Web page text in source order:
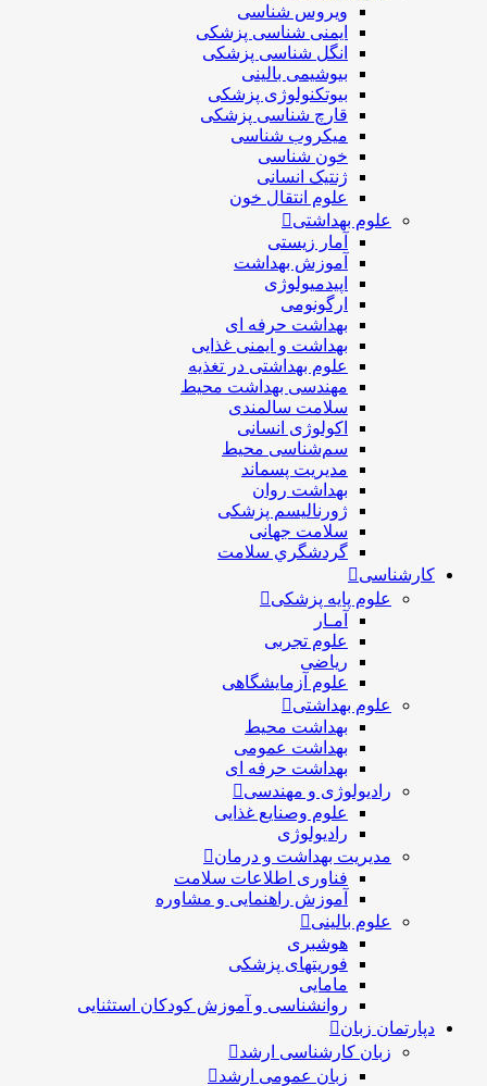
ویروس شناسی
ایمنی شناسی پزشكی
انگل شناسی پزشکی
بیوشیمی بالینی
بیوتکنولوژی پزشکی
قارچ شناسی پزشکی
ميكروب شناسی
خون شناسی
ژنتیک انسانی
علوم انتقال خون
علوم بهداشتی
آمار زیستی
آموزش بهداشت
اپیدمیولوژی
ارگونومی
بهداشت حرفه ای
بهداشت و ایمنی غذایی
علوم بهداشتی در تغذیه
مهندسی بهداشت محيط
سلامت سالمندی
اکولوژی انسانی
سم‌شناسی محیط
مدیریت پسماند
بهداشت روان
ژورنالیسم پزشکی
سلامت جهانی
گردشگري سلامت
کارشناسی
علوم پایه پزشکی
آمـار
علوم تجربی
ریاضی
علوم آزمایشگاهی
علوم بهداشتی
بهداشت محیط
بهداشت عمومی
بهداشت حرفه ای
رادیولوژی و مهندسی
علوم وصنایع غذایی
رادیولوژی
مدیریت بهداشت و درمان
فناوری اطلاعات سلامت
آموزش راهنمایی و مشاوره
علوم بالینی
هوشبری
فوریتهای پزشکی
مامایی
روانشناسی و آموزش کودکان استثنایی
دپارتمان زبان
زبان کارشناسی ارشد
زبان عمومی ارشد